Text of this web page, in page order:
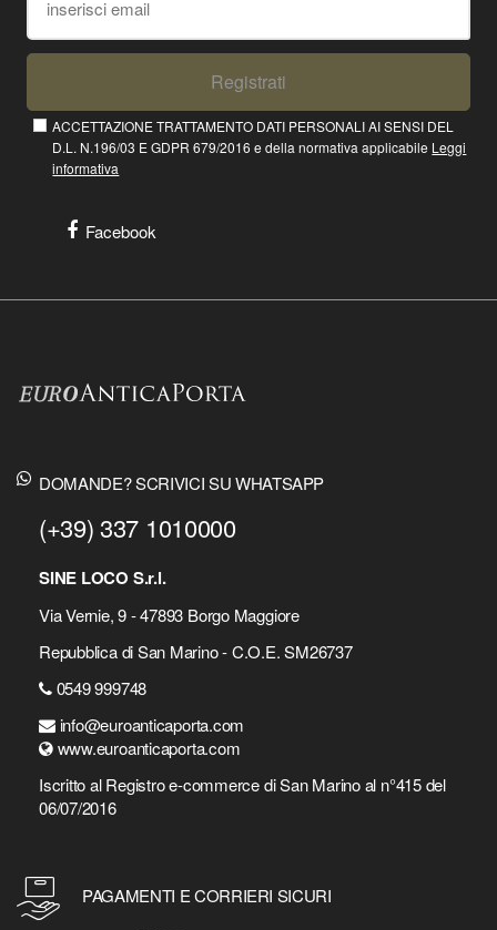
Registrati
ACCETTAZIONE TRATTAMENTO DATI PERSONALI AI SENSI DEL
D.L. N.196/03 E GDPR 679/2016 e della normativa applicabile Leggi
informativa
Facebook
DOMANDE? SCRIVICI SU WHATSAPP
(+39) 337 1010000
SINE LOCO S.r.l.
Via Vernie, 9 - 47893 Borgo Maggiore
Repubblica di San Marino - C.O.E. SM26737
0549 999748
info@euroanticaporta.com
www.euroanticaporta.com
Iscritto al Registro e-commerce di San Marino al n°415 del
06/07/2016
PAGAMENTI E CORRIERI SICURI